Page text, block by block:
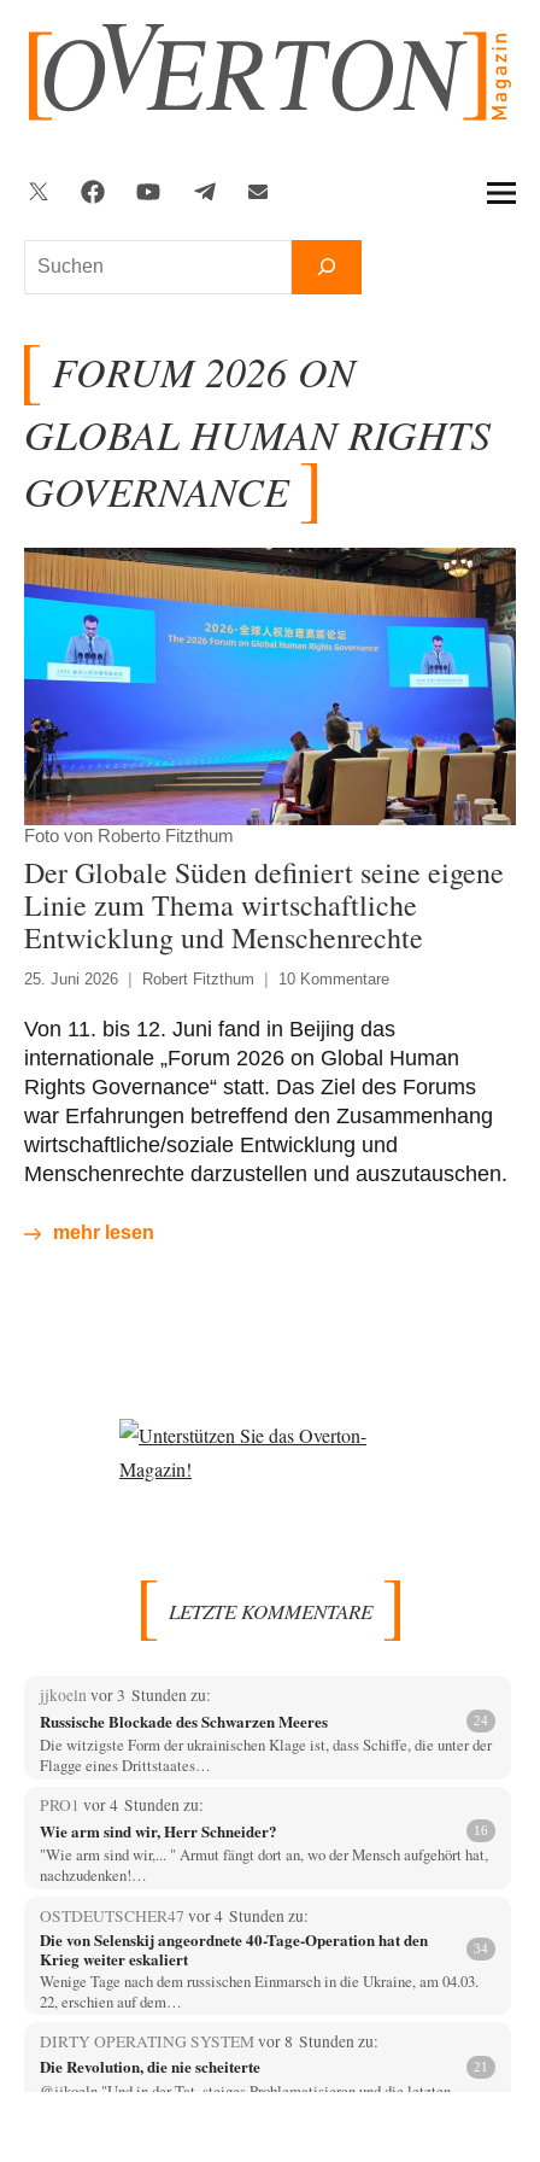
springen
Suchen
Twitter FacebookYouTubeTelegram
FORUM 2026 ON
GLOBAL HUMAN RIGHTS
GOVERNANCE
Foto von Roberto Fitzthum
Der Globale Süden definiert seine eigene
Linie zum Thema wirtschaftliche
Entwicklung und Menschenrechte
25. Juni 2026 Robert Fitzthum 10 Kommentare
Von 11. bis 12. Juni fand in Beijing das
internationale „Forum 2026 on Global Human
Rights Governance“ statt. Das Ziel des Forums
war Erfahrungen betreffend den Zusammenhang
wirtschaftliche/soziale Entwicklung und
Menschenrechte darzustellen und auszutauschen.
mehr lesen
LETZTE KOMMENTARE
jjkoeln vor 3 Stunden zu:
Russische Blockade des Schwarzen Meeres 24
Die witzigste Form der ukrainischen Klage ist, dass Schiffe, die unter der
Flagge eines Drittstaates…
PRO1 vor 4 Stunden zu:
Wie arm sind wir, Herr Schneider? 16
"Wie arm sind wir,... " Armut fängt dort an, wo der Mensch aufgehört hat,
nachzudenken!…
OSTDEUTSCHER47 vor 4 Stunden zu:
Die von Selenskij angeordnete 40-Tage-Operation hat den
Krieg weiter eskaliert
34
Wenige Tage nach dem russischen Einmarsch in die Ukraine, am 04.03.
22, erschien auf dem…
DIRTY OPERATING SYSTEMvor 8 Stunden zu:
Die Revolution, die nie scheiterte 21
@jjkoeln "Und in der Tat, steiges Problematisieren und die letzten